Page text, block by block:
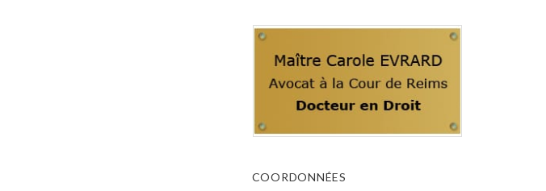
COORDONNÉES